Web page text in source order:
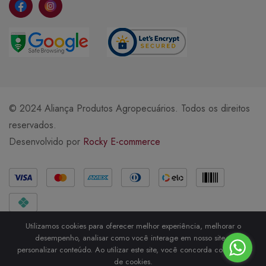
© 2024 Aliança Produtos Agropecuários. Todos os direitos
reservados.
Desenvolvido por Rocky E-commerce
Métodos de Pagamento
Utilizamos cookies para oferecer melhor experiência, melhorar o
desempenho, analisar como você interage em nosso site e
personalizar conteúdo. Ao utilizar este site, você concorda com o uso
de cookies.